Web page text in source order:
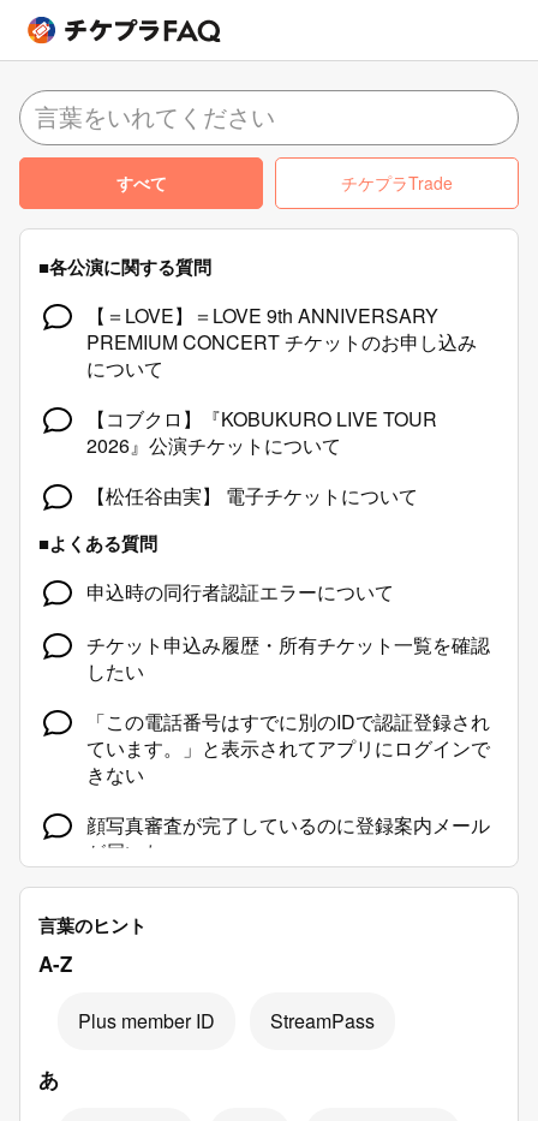
すべて チケプラTrade
■各公演に関する質問
【＝LOVE】＝LOVE 9th ANNIVERSARY
PREMIUM CONCERT チケットのお申し込み
について
【コブクロ】『KOBUKURO LIVE TOUR
2026』公演チケットについて
【松任谷由実】 電子チケットについて
■よくある質問
申込時の同行者認証エラーについて
チケット申込み履歴・所有チケット一覧を確認
したい
「この電話番号はすでに別のIDで認証登録され
ています。」と表示されてアプリにログインで
きない
顔写真審査が完了しているのに登録案内メール
が届いた
言葉のヒント
A-Z
Plus member ID StreamPass
あ